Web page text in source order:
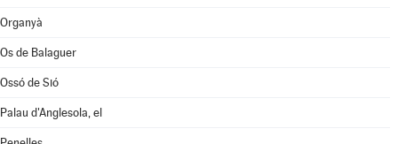
Organyà
Os de Balaguer
Ossó de Sió
Palau d'Anglesola, el